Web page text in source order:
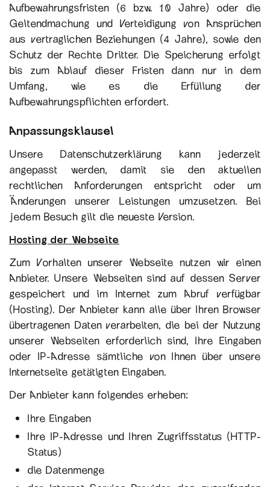
Aufbewahrungsfristen (6 bzw. 10 Jahre) oder die
Geltendmachung und Verteidigung von Ansprüchen
aus vertraglichen Beziehungen (4 Jahre), sowie den
Schutz der Rechte Dritter. Die Speicherung erfolgt
bis zum Ablauf dieser Fristen dann nur in dem
Umfang, wie es die Erfüllung der
Aufbewahrungspflichten erfordert.
Anpassungsklausel
Unsere Datenschutzerklärung kann jederzeit
angepasst werden, damit sie den aktuellen
rechtlichen Anforderungen entspricht oder um
Änderungen unserer Leistungen umzusetzen. Bei
jedem Besuch gilt die neueste Version.
Hosting der Webseite
Zum Vorhalten unserer Webseite nutzen wir einen
Anbieter. Unsere Webseiten sind auf dessen Server
gespeichert und im Internet zum Abruf verfügbar
(Hosting). Der Anbieter kann alle über Ihren Browser
übertragenen Daten verarbeiten, die bei der Nutzung
unserer Webseiten erforderlich sind, Ihre Eingaben
oder IP-Adresse sämtliche von Ihnen über unsere
Internetseite getätigten Eingaben.
Der Anbieter kann folgendes erheben:
Ihre Eingaben
Ihre IP-Adresse und Ihren Zugriffsstatus (HTTP-
Status)
die Datenmenge